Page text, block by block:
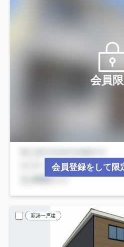
会員
会員登録をして限
新築一戸建